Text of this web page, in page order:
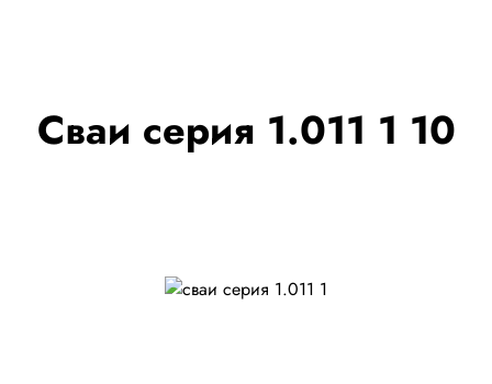
Сваи серия 1.011 1 10